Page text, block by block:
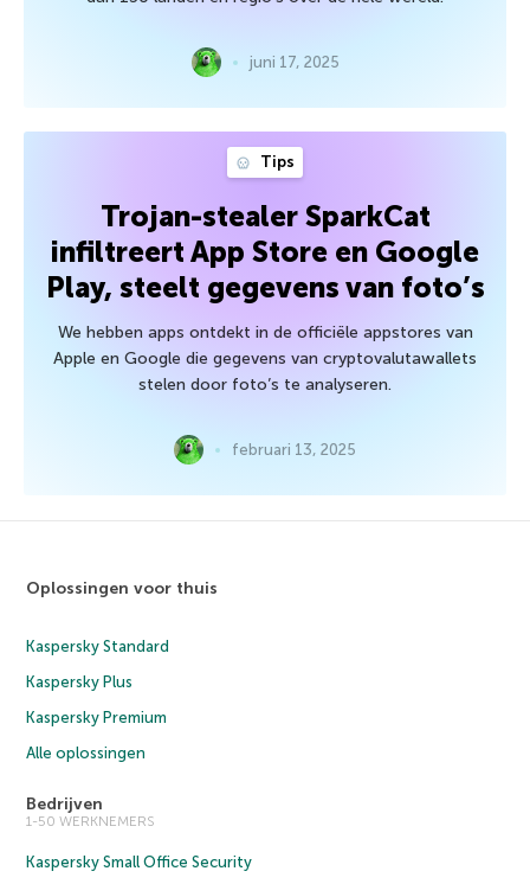
juni 17, 2025
Tips
Trojan-stealer SparkCat
infiltreert App Store en Google
Play, steelt gegevens van foto’s
We hebben apps ontdekt in de officiële appstores van
Apple en Google die gegevens van cryptovalutawallets
stelen door foto’s te analyseren.
februari 13, 2025
Oplossingen voor thuis
Kaspersky Standard
Kaspersky Plus
Kaspersky Premium
Alle oplossingen
Bedrijven
1-50 WERKNEMERS
Kaspersky Small Office Security